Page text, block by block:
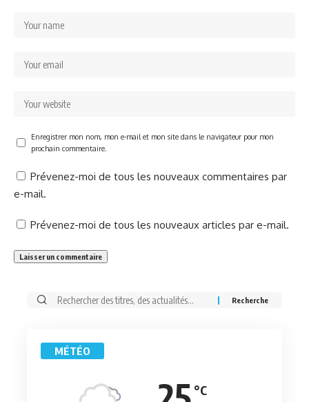
Enregistrer mon nom, mon e-mail et mon site dans le navigateur pour mon
prochain commentaire.
Prévenez-moi de tous les nouveaux commentaires par
e-mail.
Prévenez-moi de tous les nouveaux articles par e-mail.
Rechercher:
MÉTÉO
°C